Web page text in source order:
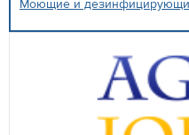
Моющие и